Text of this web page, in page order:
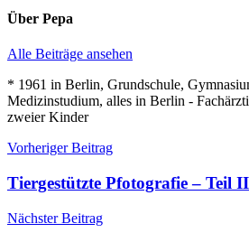
Über Pepa
Alle Beiträge ansehen
* 1961 in Berlin, Grundschule,
Medizinstudium, alles in Berlin -
zweier Kinder
Beitragsnavigation
Vorheriger Beitrag
Tiergestützte Pfotografie – Teil II
Nächster Beitrag